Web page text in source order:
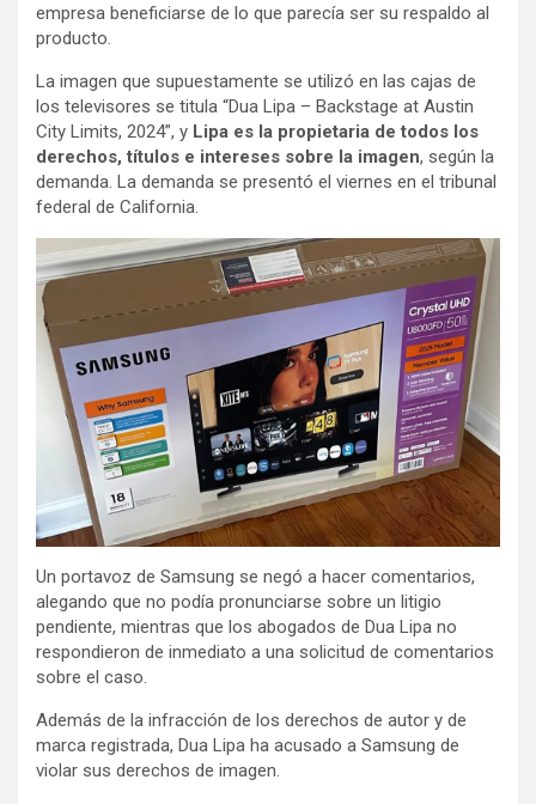
empresa beneficiarse de lo que parecía ser su respaldo al
producto.
La imagen que supuestamente se utilizó en las cajas de
los televisores se titula “Dua Lipa – Backstage at Austin
City Limits, 2024”, y Lipa es la propietaria de todos los
derechos, títulos e intereses sobre la imagen, según la
demanda. La demanda se presentó el viernes en el tribunal
federal de California.
Un portavoz de Samsung se negó a hacer comentarios,
alegando que no podía pronunciarse sobre un litigio
pendiente, mientras que los abogados de Dua Lipa no
respondieron de inmediato a una solicitud de comentarios
sobre el caso.
Además de la infracción de los derechos de autor y de
marca registrada, Dua Lipa ha acusado a Samsung de
violar sus derechos de imagen.